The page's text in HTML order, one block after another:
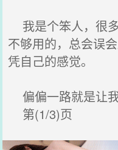
我是个笨人，很
不够用的，总会误
凭自己的感觉。
偏偏一路就是让
第(1/3)页